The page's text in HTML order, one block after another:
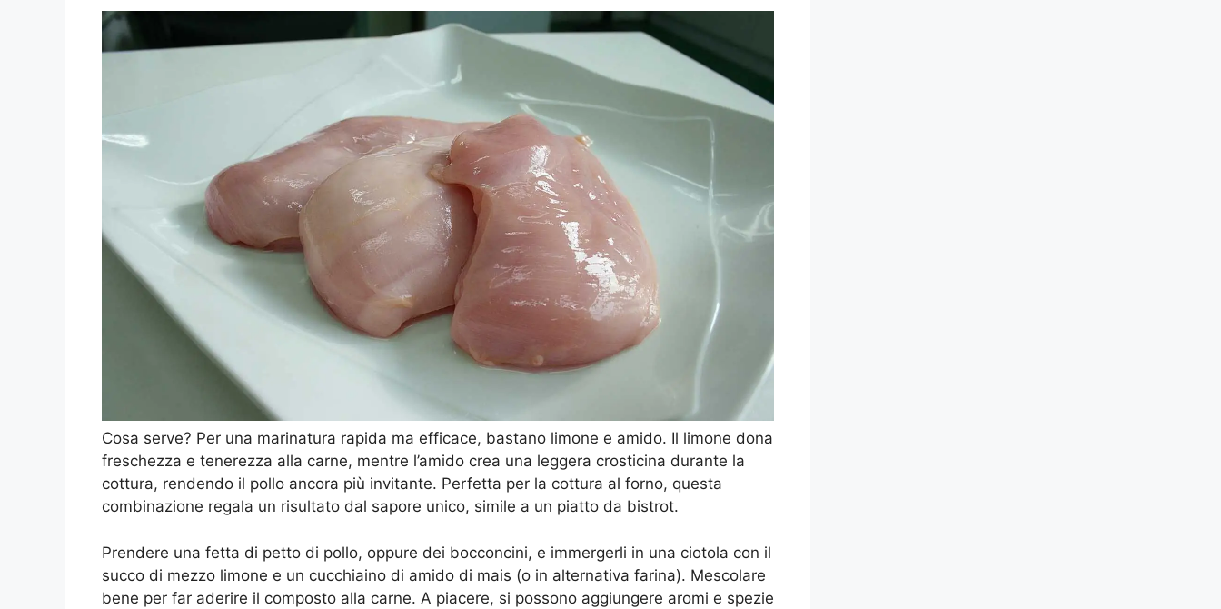
Cosa serve? Per una marinatura rapida ma efficace, bastano limone e amido. Il limone dona
freschezza e tenerezza alla carne, mentre l’amido crea una leggera crosticina durante la
cottura, rendendo il pollo ancora più invitante. Perfetta per la cottura al forno, questa
combinazione regala un risultato dal sapore unico, simile a un piatto da bistrot.
Prendere una fetta di petto di pollo, oppure dei bocconcini, e immergerli in una ciotola con il
succo di mezzo limone e un cucchiaino di amido di mais (o in alternativa farina). Mescolare
bene per far aderire il composto alla carne. A piacere, si possono aggiungere aromi e spezie